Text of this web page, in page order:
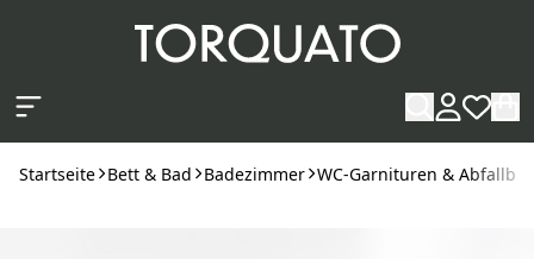
Startseite Bett & Bad Badezimmer WC-Garnituren &